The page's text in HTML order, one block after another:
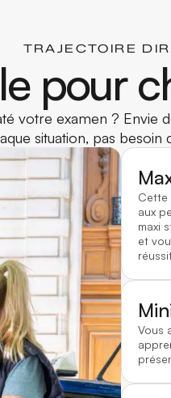
TRAJECTOIRE
pour
votre examen ?
situation, pas besoin
Cette
aux
maxi
et
Vous